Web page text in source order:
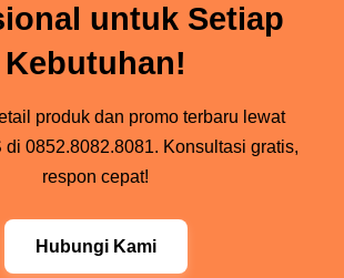
untuk Setiap
Kebutuhan!
produk dan promo terbaru lewat
di 0852.8082.8081. Konsultasi gratis,
respon cepat!
Hubungi Kami